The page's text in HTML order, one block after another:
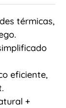
térmicas,
eficiente,
+